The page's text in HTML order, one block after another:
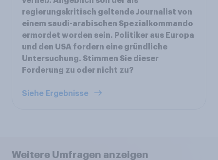
regierungskritisch geltende Journalist von
einem saudi-arabischen Spezialkommando
ermordet worden sein. Politiker aus Europa
und den USA fordern eine gründliche
Untersuchung. Stimmen Sie dieser
Forderung zu oder nicht zu?
Siehe Ergebnisse
Weitere Umfragen anzeigen